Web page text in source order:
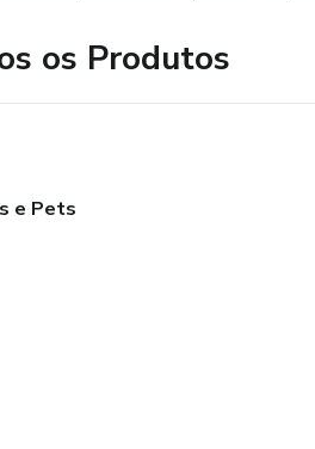
os Produtos
e Pets